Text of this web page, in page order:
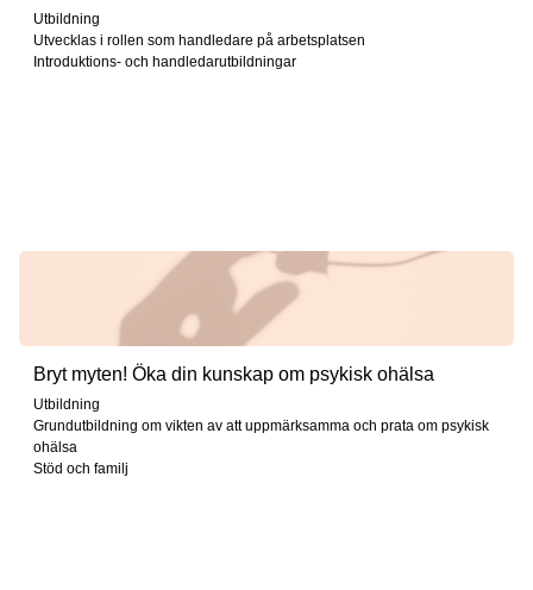
Utbildning
Utvecklas i rollen som handledare på arbetsplatsen
Introduktions- och handledarutbildningar
Bryt myten! Öka din kunskap om psykisk ohälsa
Utbildning
Grundutbildning om vikten av att uppmärksamma och prata om psykisk
ohälsa
Stöd och familj